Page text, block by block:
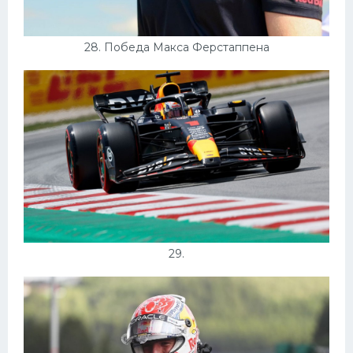
28. Победа Макса Ферстаппена
29.